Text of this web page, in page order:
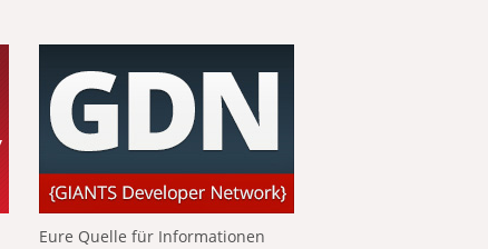
Eure Quelle für Informationen